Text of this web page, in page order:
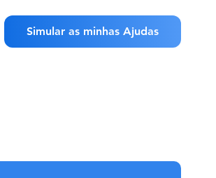
Simular as minhas Ajudas